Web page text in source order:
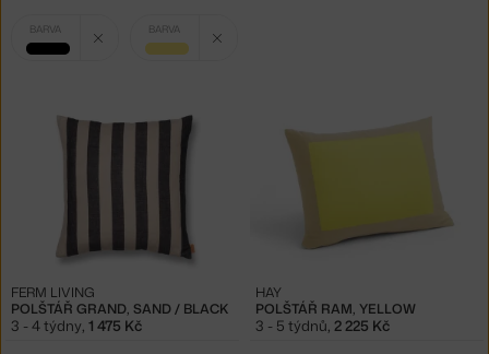
Vybrané
filtry:
BARVA
černá
BARVA
žlutá
POLŠTÁŘ GRAND, SAND / BLACK
FERM LIVING
3 - 4 týdny 1 475 Kč
POLŠTÁŘ RAM, YELLOW
HAY
3 - 5 týdnů 2 225 Kč